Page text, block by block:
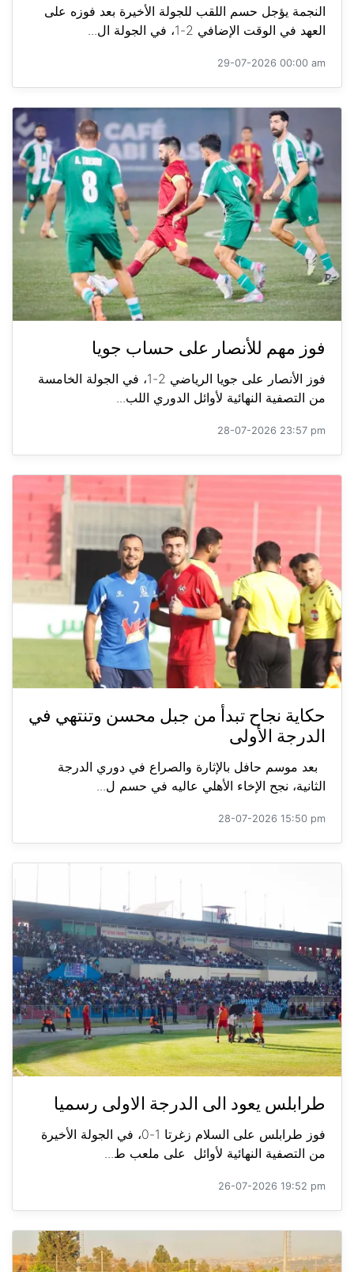
النجمة يؤجل حسم اللقب للجولة الأخيرة بعد فوزه على
العهد في الوقت الإضافي 2-1، في الجولة ال...
29-07-2026 00:00 am
فوز مهم للأنصار على حساب جويا
فوز الأنصار على جويا الرياضي 2-1، في الجولة الخامسة
من التصفية النهائية لأوائل الدوري اللب...
28-07-2026 23:57 pm
حكاية نجاح تبدأ من جبل محسن وتنتهي في
الدرجة الأولى
بعد موسم حافل بالإثارة والصراع في دوري الدرجة
الثانية، نجح الإخاء الأهلي عاليه في حسم ل...
28-07-2026 15:50 pm
طرابلس يعود الى الدرجة الاولى رسميا
فوز طرابلس على السلام زغرتا 1-0، في الجولة الأخيرة
من التصفية النهائية لأوائل على ملعب ط...
26-07-2026 19:52 pm